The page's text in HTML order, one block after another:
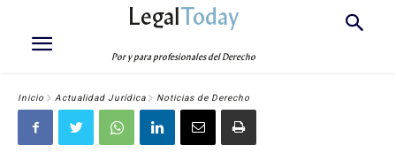
LegalToday
Por y para profesionales del Derecho
Inicio Actualidad Jurídica Noticias de Derecho